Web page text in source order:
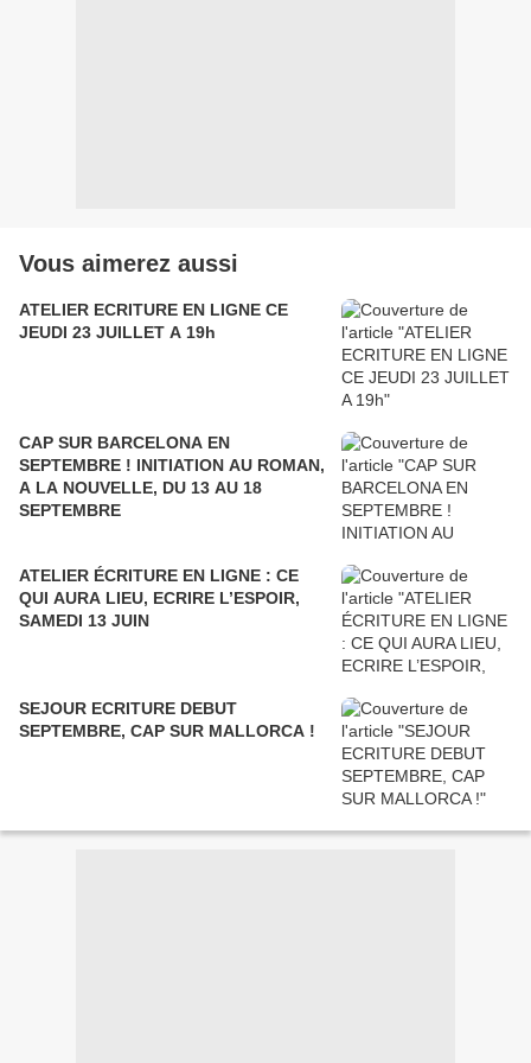
Vous aimerez aussi
ATELIER ECRITURE EN LIGNE CE
JEUDI 23 JUILLET A 19h
CAP SUR BARCELONA EN
SEPTEMBRE ! INITIATION AU ROMAN,
A LA NOUVELLE, DU 13 AU 18
SEPTEMBRE
ATELIER ÉCRITURE EN LIGNE : CE
QUI AURA LIEU, ECRIRE L’ESPOIR,
SAMEDI 13 JUIN
SEJOUR ECRITURE DEBUT
SEPTEMBRE, CAP SUR MALLORCA !